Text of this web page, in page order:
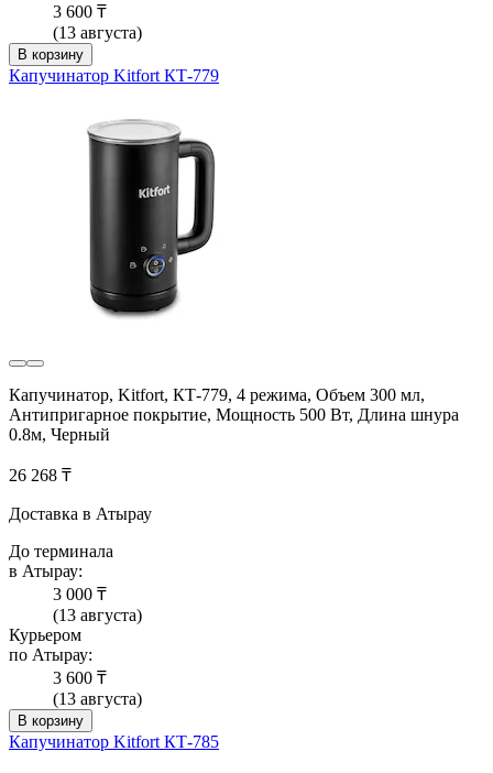
3 600 ₸
(13 августа)
В корзину
Капучинатор Kitfort КТ-779
Капучинатор, Kitfort, КТ-779, 4 режима, Объем 300 мл,
Антипригарное покрытие, Мощность 500 Вт, Длина шнура
0.8м, Черный
26 268 ₸
Доставка в Атырау
До терминала
в Атырау:
3 000 ₸
(13 августа)
Курьером
по Атырау:
3 600 ₸
(13 августа)
В корзину
Капучинатор Kitfort КТ-785